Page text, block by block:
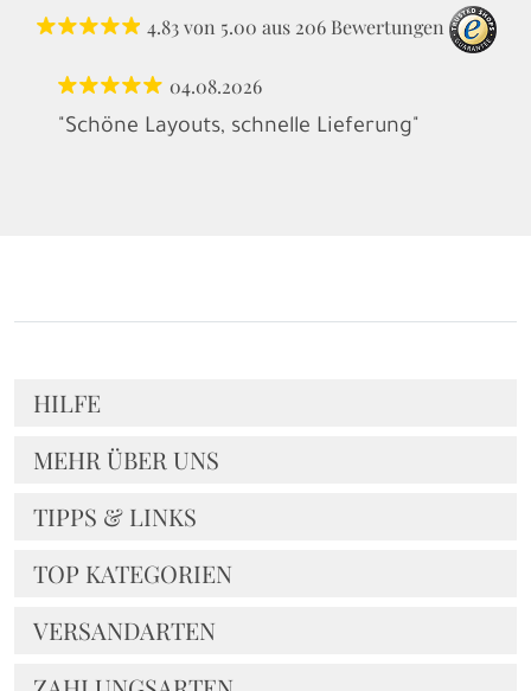
4.83 von 5.00 aus 206 Bewertungen
04.08.2026
"Schöne Layouts, schnelle Lieferung"
HILFE
MEHR ÜBER UNS
TIPPS & LINKS
TOP KATEGORIEN
VERSANDARTEN